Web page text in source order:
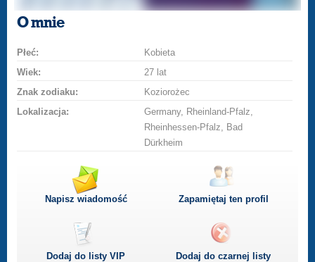
O mnie
Płeć:
Kobieta
Wiek:
27 lat
Znak zodiaku:
Koziorożec
Lokalizacja:
Germany, Rheinland-Pfalz,
Rheinhessen-Pfalz, Bad
Dürkheim
Napisz wiadomość Zapamiętaj ten profil
Dodaj do listyVIP Dodaj do czarnej listy